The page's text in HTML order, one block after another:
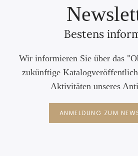
Bestens
Wir informieren Sie über das
zukünftige
Aktivitäten unseres
ANMELDUNG ZUM